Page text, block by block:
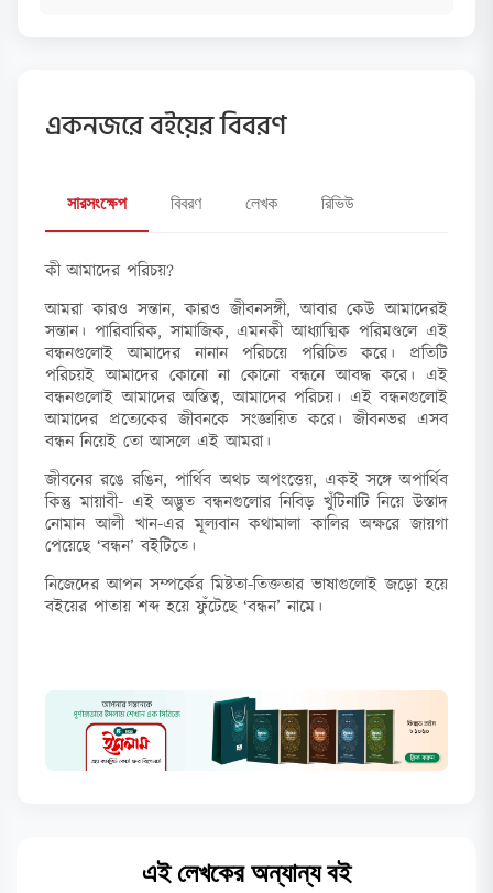
একনজরে বইয়ের বিবরণ
সারসংক্ষেপ বিবরণ লেখক রিভিউ
কী আমাদের পরিচয়?
আমরা কারও সন্তান, কারও জীবনসঙ্গী, আবার কেউ আমাদেরই
সন্তান। পারিবারিক, সামাজিক, এমনকী আধ্যাত্মিক পরিমণ্ডলে এই
বন্ধনগুলোই আমাদের নানান পরিচয়ে পরিচিত করে। প্রতিটি
পরিচয়ই আমাদের কোনো না কোনো বন্ধনে আবদ্ধ করে। এই
বন্ধনগুলোই আমাদের অস্তিত্ব, আমাদের পরিচয়। এই বন্ধনগুলোই
আমাদের প্রত্যেকের জীবনকে সংজ্ঞায়িত করে। জীবনভর এসব
বন্ধন নিয়েই তো আসলে এই আমরা।
জীবনের রঙে রঙিন, পার্থিব অথচ অপংত্তেয়, একই সঙ্গে অপার্থিব
কিন্তু মায়াবী- এই অদ্ভুত বন্ধনগুলোর নিবিড় খুঁটিনাটি নিয়ে উস্তাদ
নোমান আলী খান-এর মূল্যবান কথামালা কালির অক্ষরে জায়গা
পেয়েছে ‘বন্ধন’ বইটিতে।
নিজেদের আপন সম্পর্কের মিষ্টতা-তিক্ততার ভাষাগুলোই জড়ো হয়ে
বইয়ের পাতায় শব্দ হয়ে ফুঁটেছে ‘বন্ধন’ নামে।
এই লেখকের অন্যান্য বই